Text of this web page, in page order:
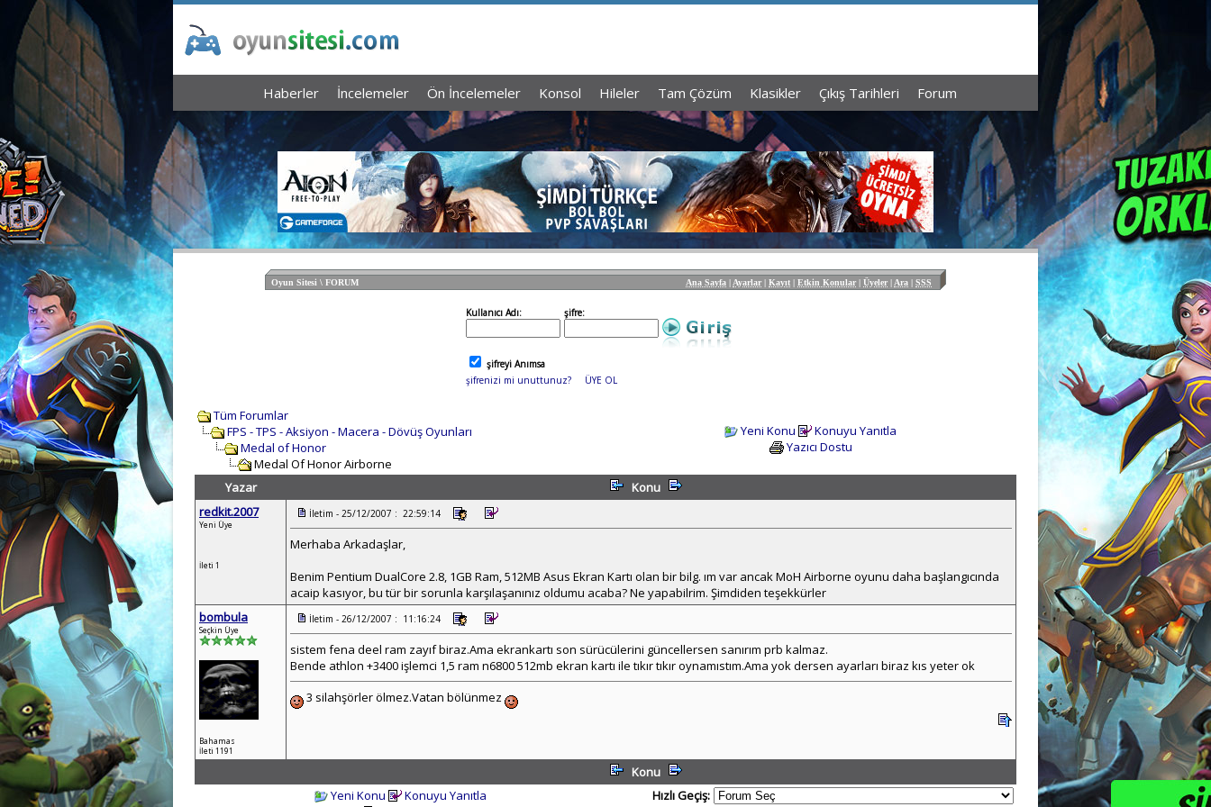
Haberler İncelemeler Ön İncelemeler Konsol Hileler Tam Çözüm Klasikler Çıkış Tarihleri Forum
Oyun Sitesi \ FORUM Ana Sayfa | Ayarlar | Kayıt | Etkin Konular | Üyeler | Ara | SSS
Kullanıcı Adı: şifre:
şifreyi Anımsa
şifrenizi mi unuttunuz?
ÜYE OL
Tüm Forumlar
FPS - TPS - Aksiyon - Macera - Dövüş Oyunları
Medal of Honor
Medal Of Honor Airborne
Yeni Konu
Konuyu Yanıtla
Yazıcı Dostu
Yazar
Konu
redkit.2007
Yeni Üye
İleti 1
İletim - 25/12/2007 : 22:59:14
Merhaba Arkadaşlar,
Benim Pentium DualCore 2.8, 1GB Ram, 512MB Asus Ekran Kartı olan bir bilg. ım var ancak MoH Airborne oyunu daha başlangıcında
acaip kasıyor, bu tür bir sorunla karşılaşanınız oldumu acaba? Ne yapabilrim. Şimdiden teşekkürler
bombula
Seçkin Üye
Bahamas
İleti 1191
İletim - 26/12/2007 : 11:16:24
sistem fena deel ram zayıf biraz.Ama ekrankartı son sürücülerini güncellersen sanırım prb kalmaz.
Bende athlon +3400 işlemci 1,5 ram n6800 512mb ekran kartı ile tıkır tıkır oynamıstım.Ama yok dersen ayarları biraz kıs yeter ok
3 silahşörler ölmez.Vatan bölünmez
Konu
Yeni Konu
Konuyu Yanıtla
Hızlı Geçiş: